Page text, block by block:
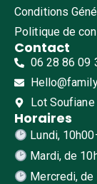
Conditions
Politique de
Contact
06 28 86 09
Lot
Horaires
Lundi,
Mardi, de
Mercredi,